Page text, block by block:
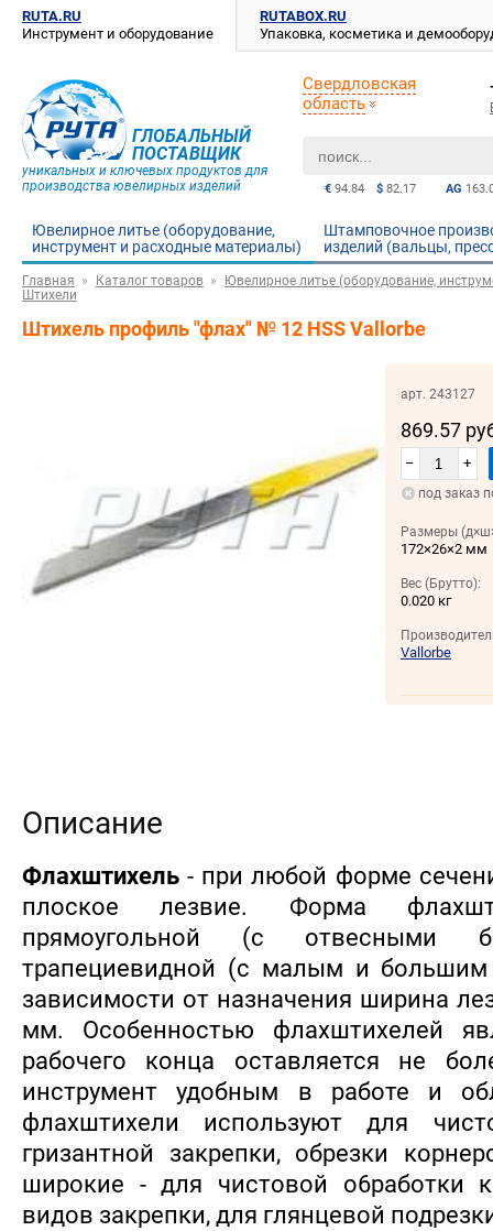
RUTA.RU
Инструмент и оборудование
RUTABOX.RU
Упаковка, косметика и
ГЛОБАЛЬНЫЙ
ПОСТАВЩИК
уникальных и ключевых продуктов для
производства ювелирных изделий
AG
€ 94.84 $ 82.17
Свердловская
область
Ювелирное литье (оборудование,
инструмент и расходные материалы)
Штамповочное
изделий (вальцы,
Главная Каталог товаров
Ювелирное литье (оборудование,
Штихели
Штихель профиль "флах" № 12 HSS Vallorbe
арт. 243127
869.57
– +
под заказ
Размеры
172×26×2 мм
Вес (Брутто):
0.020 кг
Vallorbe
Описание
Флахштихель - при любой форме
плоское лезвие. Форма
прямоугольной (с отвесными
трапециевидной (с малым и
зависимости от назначения ширина
мм. Особенностью флахштихелей
рабочего конца оставляется не
инструмент удобным в работе и
флахштихели используют для
гризантной закрепки, обрезки
широкие - для чистовой o6paботки
видов закрепки, для глянцевой